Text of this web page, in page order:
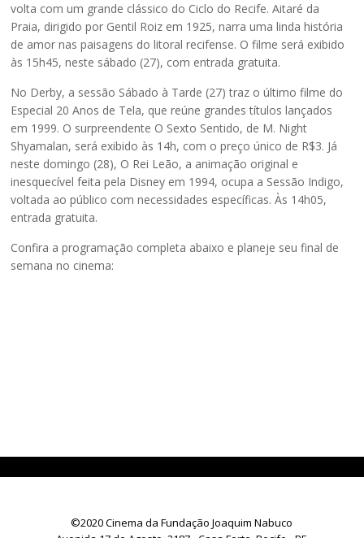
volta com um grande clássico do Ciclo do Recife. Aitaré da
Praia, dirigido por Gentil Roiz em 1925, narra uma linda história
de amor nas paisagens do litoral recifense. O filme será exibido
às 15h45, neste sábado (27), com entrada gratuita.
No Derby, a sessão Sábado à Tarde (27) traz o último filme do
Especial 20 Anos de Tela, que reúne grandes títulos lançados
em 1999. O surpreendente O Sexto Sentido, de M. Night
Shyamalan, será exibido às 14h, com o preço único de R$3. Já
neste domingo (28), O Rei Leão, a animação original e
inesquecível feita pela Disney em 1994, ocupa a Sessão Indigo,
voltada ao público com necessidades específicas. Às 14h05,
entrada gratuita.
Confira a programação completa abaixo e planeje seu final de
semana no cinema:
©2020 Cinema da Fundação Joaquim Nabuco